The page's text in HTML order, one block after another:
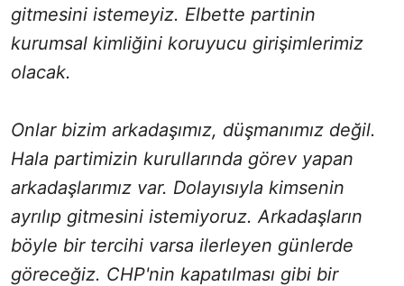
gitmesini istemeyiz. Elbette partinin
kurumsal kimliğini koruyucu girişimlerimiz
olacak.
Onlar bizim arkadaşımız, düşmanımız değil.
Hala partimizin kurullarında görev yapan
arkadaşlarımız var. Dolayısıyla kimsenin
ayrılıp gitmesini istemiyoruz. Arkadaşların
böyle bir tercihi varsa ilerleyen günlerde
göreceğiz. CHP'nin kapatılması gibi bir